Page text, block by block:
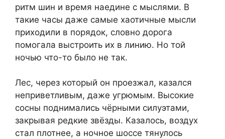
ритм шин и время наедине с мыслями. В
такие часы даже самые хаотичные мысли
приходили в порядок, словно дорога
помогала выстроить их в линию. Но той
ночью что-то было не так.
Лес, через который он проезжал, казался
неприветливым, даже угрюмым. Высокие
сосны поднимались чёрными силуэтами,
закрывая редкие звёзды. Казалось, воздух
стал плотнее, а ночное шоссе тянулось